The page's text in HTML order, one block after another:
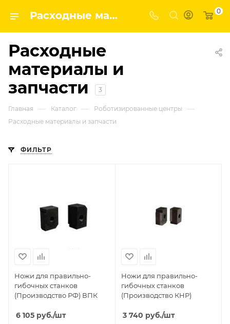
Расходные материалы и запчасти | Завод строительных и промышленных механизмов VPK 0
Расходные
материалы и
запчасти
3
Главная — Каталог — Роботизированные центры —
Расходные материалы и запчасти
ФИЛЬТР
Ножи для правильно-
гибочных станков
(Производство РФ) ВПК
6 105 руб./шт
Ножи для правильно-
гибочных станков
(Производство КНР)
3 740 руб./шт